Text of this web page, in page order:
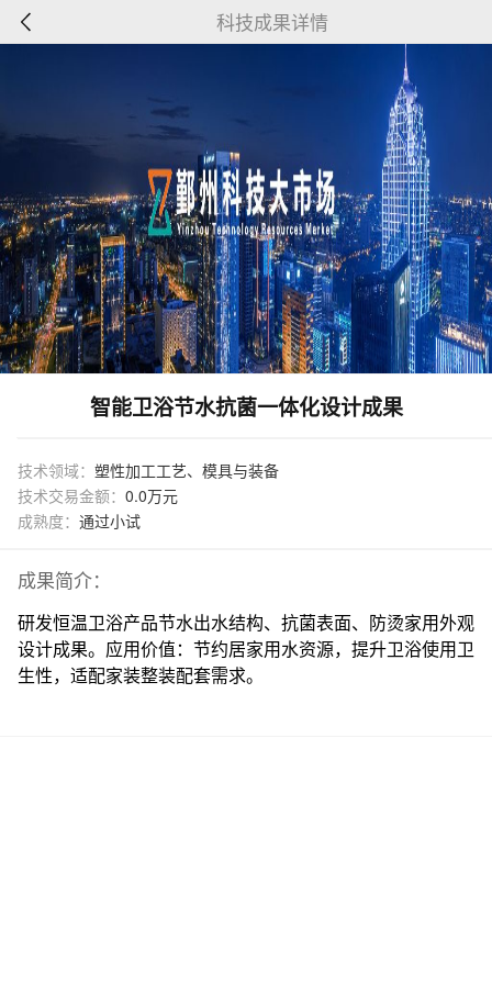
科技成果详情
智能卫浴节水抗菌一体化设计成果
技术领域： 塑性加工工艺、模具与装备
技术交易金额： 0.0万元
成熟度： 通过小试
成果简介：
研发恒温卫浴产品节水出水结构、抗菌表面、防烫家用外观
设计成果。应用价值：节约居家用水资源，提升卫浴使用卫
生性，适配家装整装配套需求。